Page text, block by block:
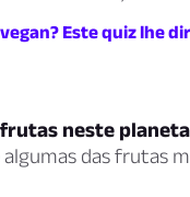
Este quiz lhe
neste
das frutas